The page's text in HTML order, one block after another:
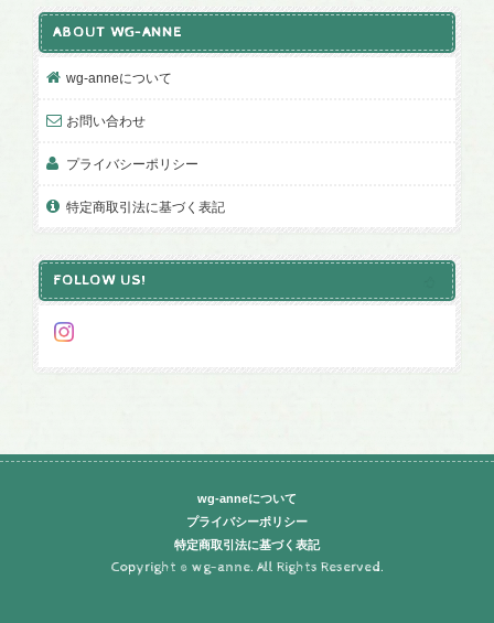
ABOUT WG-ANNE
wg-anneについて
お問い合わせ
プライバシーポリシー
特定商取引法に基づく表記
FOLLOW US!
wg-anneについて
プライバシーポリシー
特定商取引法に基づく表記
Copyright © wg-anne. All Rights Reserved.